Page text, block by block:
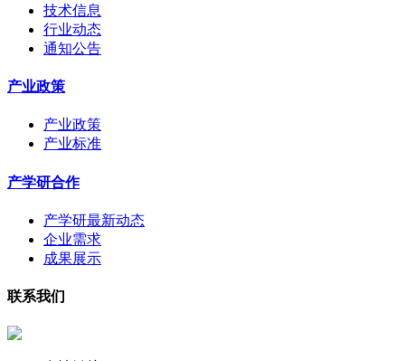
技术信息
行业动态
通知公告
产业政策
产业政策
产业标准
产学研合作
产学研最新动态
企业需求
成果展示
联系我们